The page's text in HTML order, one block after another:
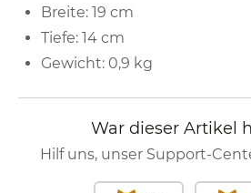
Breite: 19 cm
Tiefe: 14 cm
Gewicht: 0,9 kg
War dieser Artikel
Hilf uns, unser Support-